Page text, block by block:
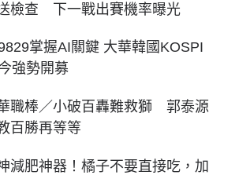
檢查 下一戰出賽機率曝光
掌握AI關鍵 大華韓國KOSPI
強勢開募
職棒／小破百轟難救獅 郭泰源
百勝再等等
減肥神器！橘子不要直接吃，加